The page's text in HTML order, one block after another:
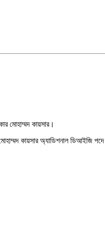
মোহাম্মদ কায়সার।
মোহাম্মদ কায়সার অ্যাডিশনাল ডিআইজি